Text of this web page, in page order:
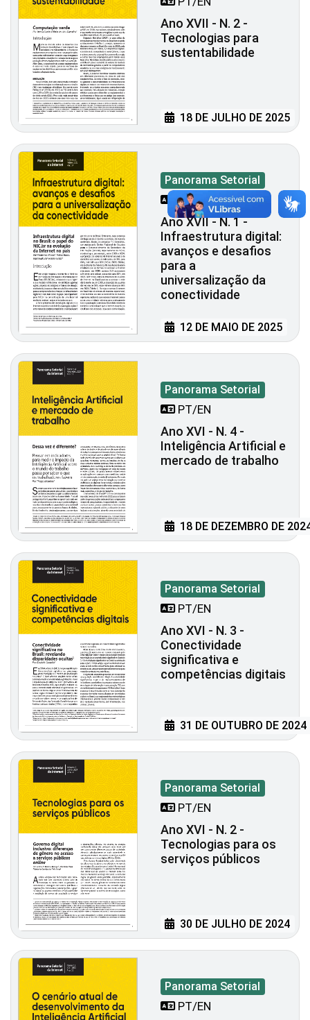
Ano XVII - N. 2 -
Tecnologias para
sustentabilidade
18 DE JULHO DE 2025
Panorama Setorial
PT/EN
Ano XVII - N. 1 -
Infraestrutura digital:
avanços e desafios
para a
universalização da
conectividade
12 DE MAIO DE 2025
Panorama Setorial
PT/EN
Ano XVI - N. 4 -
Inteligência Artificial e
mercado de trabalho
18 DE DEZEMBRO DE
Panorama Setorial
PT/EN
Ano XVI - N. 3 -
Conectividade
significativa e
competências digitais
31 DE OUTUBRO DE 2024
Panorama Setorial
PT/EN
Ano XVI - N. 2 -
Tecnologias para os
serviços públicos
30 DE JULHO DE 2024
Panorama Setorial
PT/EN